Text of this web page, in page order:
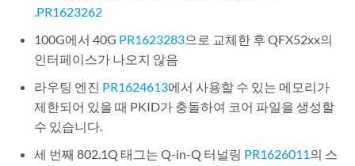
.PR1623262
100G에서 40G PR1623283으로 교체한 후 QFX52xx의
인터페이스가 나오지 않음
라우팅 엔진 PR1624613에서 사용할 수 있는 메모리가
제한되어 있을 때 PKID가 충돌하여 코어 파일을 생성할
수 있습니다.
세 번째 802.1Q 태그는 Q-in-Q 터널링 PR1626011의 스